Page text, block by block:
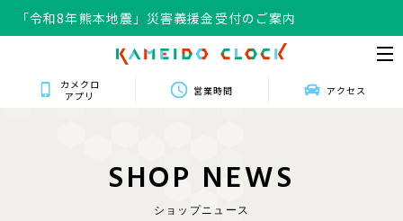
「令和8年熊本地震」災害義援金受付のご案内
カメクロ
アプリ
営業時間 アクセス
SHOP NEWS
ショップニュース